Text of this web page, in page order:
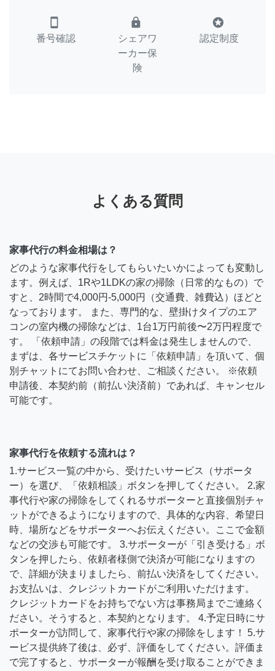
smartphone
番号確認
lock
シェアワ
ーカー保
険
stars
認定制度
よくある質問
家事代行の料金相場は？
どのような家事代行をしてもらいたいかによっても変動し
ます。例えば、1Rや1LDKの家の掃除（日常的なもの）で
すと、2時間で4,000円-5,000円（交通費、雑費込）ほどと
なっております。 また、専門的な、壁掛けタイプのエア
コンの室内機の掃除などは、1台1万円前後〜2万円程度で
す。 「依頼申請」の段階では料金は発生しませんので、
まずは、各サービスチケットに「依頼申請」を頂いて、個
別チャットにてお問い合わせ、ご相談ください。 ※依頼
申請後、本契約前（前払い決済前）であれば、キャンセル
可能です。
家事代行を依頼する流れは？
1.サービス一覧の中から、受けたいサービス（サポータ
ー）を選び、「依頼相談」ボタンを押してください。 2.家
事代行や家の掃除をしてくれるサポーターと直接個別チャ
ットができるようになりますので、具体的な内容、希望日
時、場所などをサポーターへお伝えください。ここで金額
などの交渉も可能です。 3.サポーターが「引き受ける」ボ
タンを押したら、依頼者様側で決済が可能になりますの
で、詳細が決まりましたら、前払い決済をしてください。
お支払いは、クレジットカードがご利用いただけます。
クレジットカードをお持ちでない方は事務局までご連絡く
ださい。そうすると、本契約となります。 4.予定日時にサ
ポーターが訪問して、家事代行や家の掃除をします！ 5.サ
ービス提供終了後は、必ず、評価をしてください。評価ま
で完了すると、サポーターが報酬を受け取ることができま